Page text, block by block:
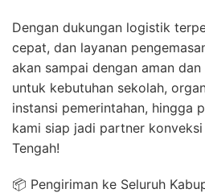
Dengan dukungan logistik
cepat, dan layanan
akan sampai dengan aman
untuk kebutuhan sekolah,
instansi pemerintahan, hingga
kami siap jadi partner
Tengah!
📦 Pengiriman ke Seluruh